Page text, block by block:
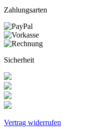
Zahlungsarten
Sicherheit
Vertrag widerrufen